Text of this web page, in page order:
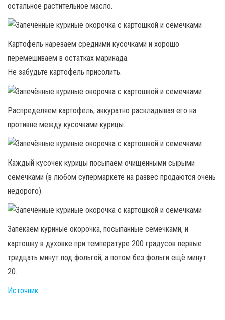
остальное растительное масло.
Картофель нарезаем средними кусочками и хорошо
перемешиваем в остатках маринада.
Не забудьте картофель присолить.
Распределяем картофель, аккуратно раскладывая его на
противне между кусочками курицы.
Каждый кусочек курицы посыпаем очищенными сырыми
семечками (в любом супермаркете на развес продаются очень
недорого).
Запекаем куриные окорочка, посыпанные семечками, и
картошку в духовке при температуре 200 градусов первые
тридцать минут под фольгой, а потом без фольги ещё минут
20.
Источник